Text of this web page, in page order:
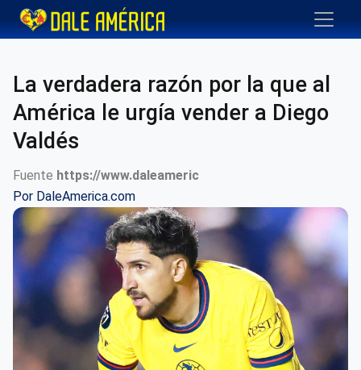
La verdadera razón por la que al
América le urgía vender a Diego
Valdés
Fuente https://www.daleameric
Por DaleAmerica.com